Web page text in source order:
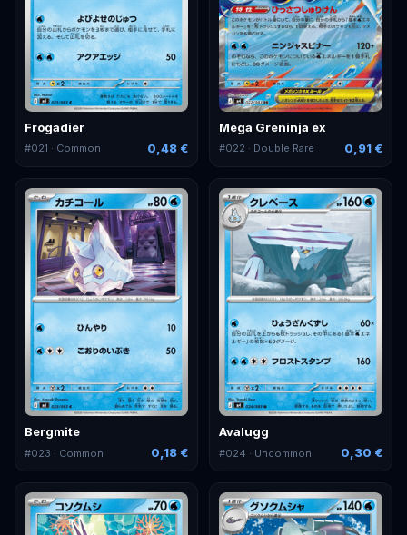
Frogadier
#021 · Common 0,48 €
Mega Greninja ex
#022 · Double Rare 0,91 €
Bergmite
#023 · Common 0,18 €
Avalugg
#024 · Uncommon 0,30 €